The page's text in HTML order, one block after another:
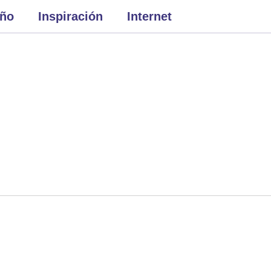
Inspiración Internet